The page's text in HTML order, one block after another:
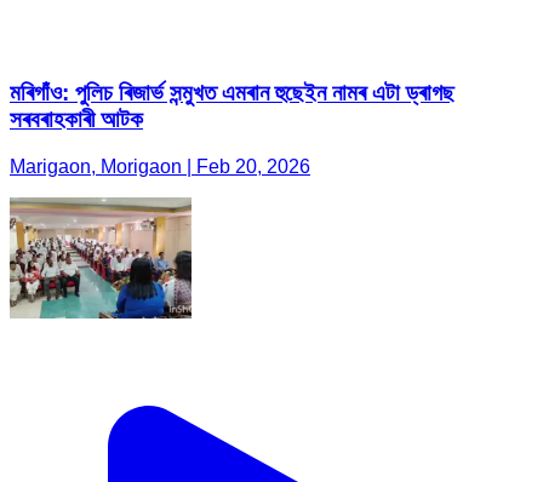
মৰিগাঁও: পুলিচ ৰিজাৰ্ভ সন্মুখত এমৰান হুছেইন নামৰ এটা ড্ৰাগছ
সৰবৰাহকাৰী আটক
Marigaon, Morigaon | Feb 20, 2026